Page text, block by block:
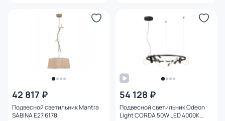
42 817 ₽
Подвесной светильник Mantra
SABINA E27 6178
54 128 ₽
Подвесной светильник Odeon
Light CORDA 50W LED 4000К